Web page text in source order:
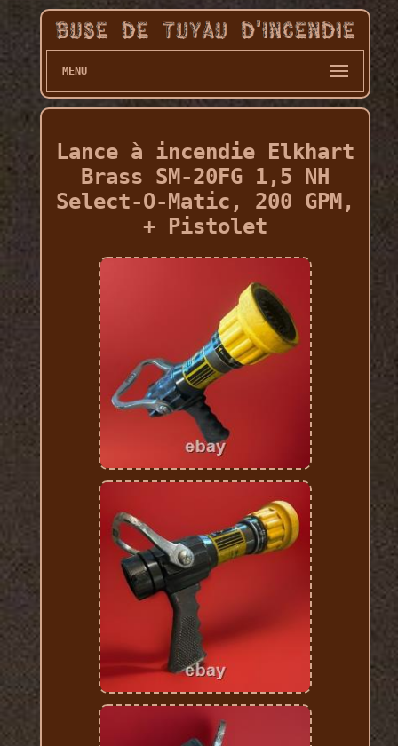
MENU
Lance à incendie Elkhart
Brass SM-20FG 1,5 NH
Select-O-Matic, 200 GPM,
+ Pistolet